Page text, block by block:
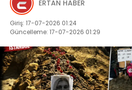
ERTAN HABER
Giriş: 17-07-2026 01:24
Güncelleme: 17-07-2026 01:29